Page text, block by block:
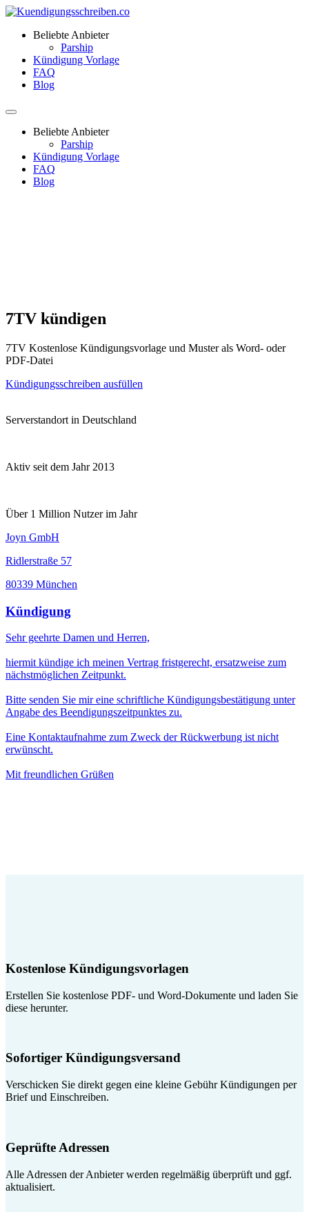
Beliebte Anbieter
Parship
Kündigung Vorlage
FAQ
Blog
Beliebte Anbieter
Parship
Kündigung Vorlage
FAQ
Blog
7TV kündigen
7TV Kostenlose Kündigungsvorlage und Muster als Word- oder
PDF-Datei
Kündigungsschreiben ausfüllen
Serverstandort in Deutschland
Aktiv seit dem Jahr 2013
Über 1 Million Nutzer im Jahr
Joyn GmbH
Ridlerstraße 57
80339 München
Kündigung
Sehr geehrte Damen und Herren,
hiermit kündige ich meinen Vertrag fristgerecht, ersatzweise zum
nächstmöglichen Zeitpunkt.
Bitte senden Sie mir eine schriftliche Kündigungsbestätigung unter
Angabe des Beendigungszeitpunktes zu.
Eine Kontaktaufnahme zum Zweck der Rückwerbung ist nicht
erwünscht.
Mit freundlichen Grüßen
Kostenlose Kündigungsvorlagen
Erstellen Sie kostenlose PDF- und Word-Dokumente und laden Sie
diese herunter.
Sofortiger Kündigungsversand
Verschicken Sie direkt gegen eine kleine Gebühr Kündigungen per
Brief und Einschreiben.
Geprüfte Adressen
Alle Adressen der Anbieter werden regelmäßig überprüft und ggf.
aktualisiert.